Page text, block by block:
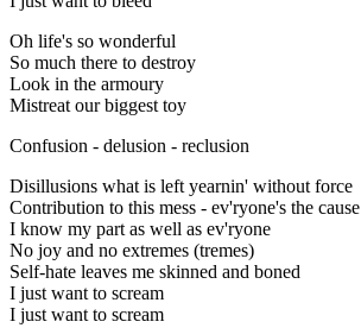
Oh life's so wonderful
So much there to destroy
Look in the armoury
Mistreat our biggest toy
Confusion - delusion - reclusion
Disillusions what is left yearnin' without force
Contribution to this mess - ev'ryone's the cause
I know my part as well as ev'ryone
No joy and no extremes (tremes)
Self-hate leaves me skinned and boned
I just want to scream
I just want to scream